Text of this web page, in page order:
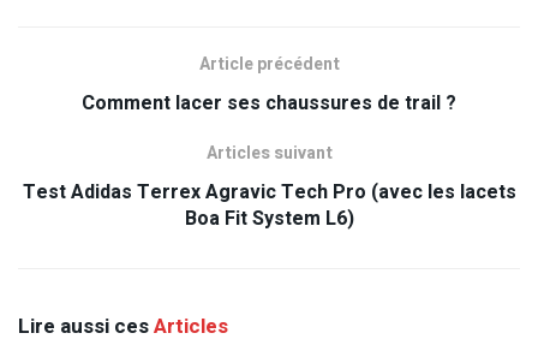
Article précédent
Comment lacer ses chaussures de trail ?
Articles suivant
Test Adidas Terrex Agravic Tech Pro (avec les lacets
Boa Fit System L6)
Lire aussi cesArticles